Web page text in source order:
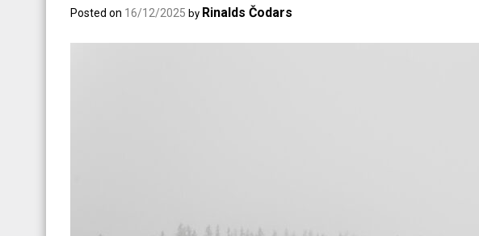
Posted on 16/12/2025 by Rinalds Čodars